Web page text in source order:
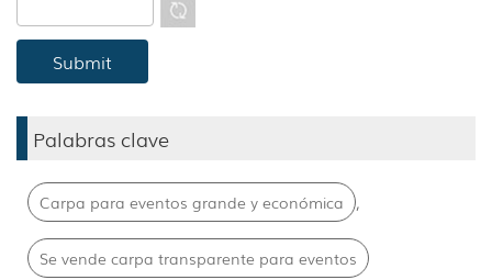
Palabras clave
Carpa para eventos grande y económica ,
Se vende carpa transparente para eventos